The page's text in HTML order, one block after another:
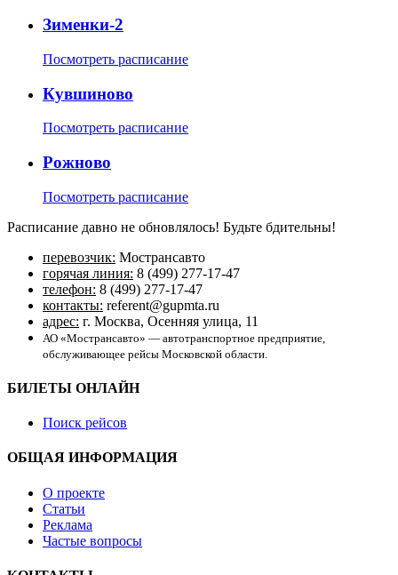
Зименки-2
Посмотреть расписание
Кувшиново
Посмотреть расписание
Рожново
Посмотреть расписание
Расписание давно не обновлялось! Будьте бдительны!
перевозчик: Мострансавто
горячая линия: 8 (499) 277-17-47
телефон: 8 (499) 277-17-47
контакты: referent@gupmta.ru
адрес: г. Москва, Осенняя улица, 11
АО «Мострансавто» — автотранспортное предприятие,
обслуживающее рейсы Московской области.
БИЛЕТЫ ОНЛАЙН
Поиск рейсов
ОБЩАЯ ИНФОРМАЦИЯ
О проекте
Статьи
Реклама
Частые вопросы